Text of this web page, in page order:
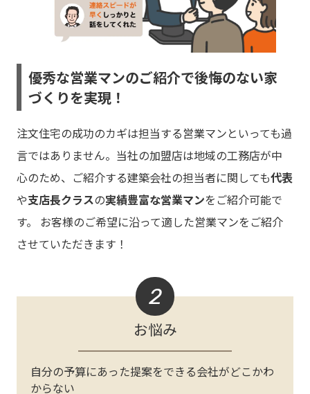
優秀な営業マンのご紹介で後悔のない家
づくりを実現！
注文住宅の成功のカギは担当する営業マンといっても過
言ではありません。当社の加盟店は地域の工務店が中
心のため、ご紹介する建築会社の担当者に関しても代表
や支店長クラスの実績豊富な営業マンをご紹介可能で
す。 お客様のご希望に沿って適した営業マンをご紹介
させていただきます！
2
お悩み
自分の予算にあった提案をできる会社がどこかわ
からない